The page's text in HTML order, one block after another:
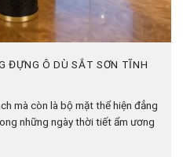
ĐỰNG Ô DÙ SẮT SƠN TĨNH
mà còn là bộ mặt thể hiện đẳng
những ngày thời tiết ẩm ương